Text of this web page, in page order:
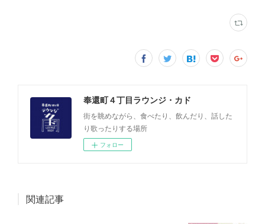
奉還町４丁目ラウンジ・カド
街を眺めながら、食べたり、飲んだり、話した
り歌ったりする場所
フォロー
関連記事